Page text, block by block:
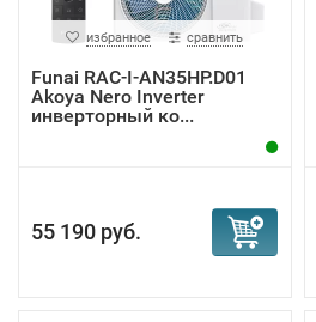
избранное сравнить
Funai RAC-I-AN35HP.D01
Akoya Nero Inverter
инверторный ко...
55 190 руб.